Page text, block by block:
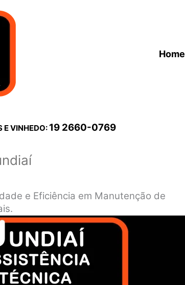
Home
E VINHEDO: 19 2660-0769
e Eficiência em Manutenção de